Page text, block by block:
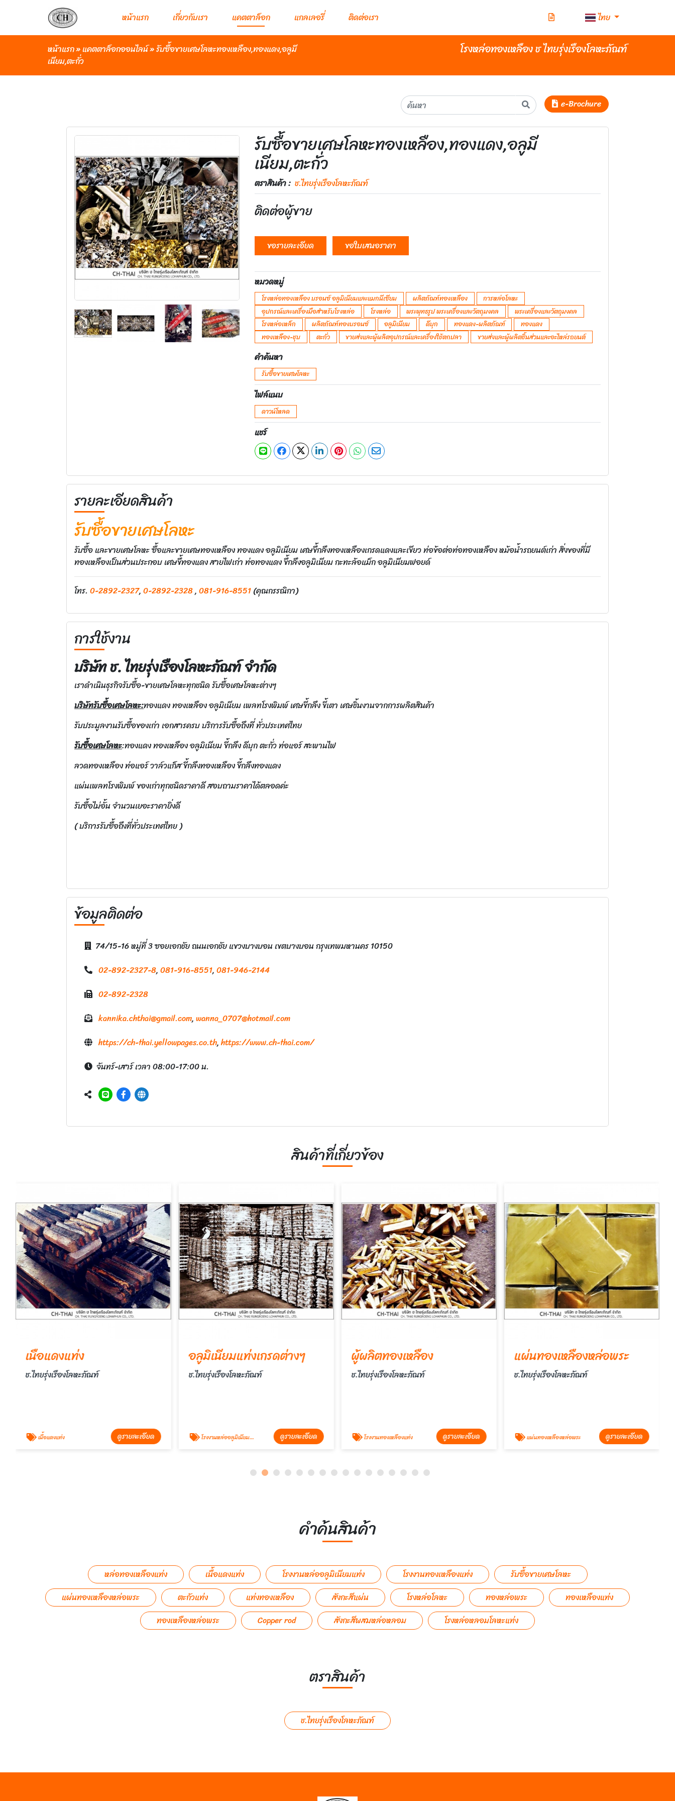
หน้าแรก เกี่ยวกับเรา แคตตาล็อก แกลเลอรี่ ติดต่อเรา ไทย
หน้าแรก»แคตตาล็อกออนไลน์»รับซื้อขายเศษโลหะทองเหลือง,ทองแดง,อลูมี
เนียม,ตะกั่ว
โรงหล่อทองเหลือง ช ไทยรุ่งเรืองโลหะภัณฑ์
e-Brochure
รับซื้อขายเศษโลหะทองเหลือง,ทองแดง,อลูมี
เนียม,ตะกั่ว
ตราสินค้า : ช.ไทยรุ่งเรืองโลหะภัณฑ์
ติดต่อผู้ขาย
ขอรายละเอียด ขอใบเสนอราคา
หมวดหมู่
โรงหล่อทองเหลือง บรอนซ์ อลูมิเนียมและแมกนีเซียม ผลิตภัณฑ์ทองเหลือง
การหล่อโลหะ
อุปกรณ์และเครื่องมือสำหรับโรงหล่อ
โรงหล่อ พระพุทธรูป พระเครื่องและวัตถุมงคล
พระเครื่องและวัตถุมงคล
โรงหล่อเหล็ก
ผลิตภัณฑ์ทองบรอนซ์ อลูมิเนียม ดีบุก ทองแดง-ผลิตภัณฑ์
ทองแดง
ทองเหลือง-ชุบ
ตะกั่ว ขายส่งและผู้ผลิตอุปกรณ์และเครื่องใช้ตกปลา ขายส่งและผู้ผลิตชิ้นส่วนและอะไหล่รถยนต์
คำค้นหา
รับซื้อขายเศษโลหะ
ไฟล์แนบ
ดาวน์โหลด
แชร์
รายละเอียดสินค้า
รับซื้อขายเศษโลหะ
รับซื้อ และขายเศษโลหะ ซื้อและขายเศษทองเหลือง ทองแดง อลูมิเนียม เศษขึ้กลึงทองเหลืองเกรดแดงและเขียว ท่อข้อต่อท่อทองเหลือง หม้อน้ำรถยนต์เก่า สิ่งของที่มี
ทองเหลืองเป็นส่วนประกอบ เศษขึ้ทองแดง สายไฟเก่า ท่อทองแดง ขึ้กลึงอลูมิเนียม กะทะล้อแม็ก อลูมิเนียมฟอยด์
โทร. 0-2892-2327,0-2892-2328,081-916-8551(คุณกรรณิกา)
การใช้งาน
บริษัท ช. ไทยรุ่งเรืองโลหะภัณฑ์ จำกัด
เราดำเนินธุรกิจรับซื้อ-ขายเศษโลหะทุกชนิด รับซื้อเศษโลหะต่างๆ
บริษัทรับซื้อเศษโลหะ:ทองแดง ทองเหลือง อลูมิเนียม เพลทโรงพิมพ์ เศษขี้กลึง ขี้เตา เศษชิ้นงานจากการผลิตสินค้า
รับประมูลงานรับซื้อของเก่า เอกสารครบ บริการรับซื้อถึงที่ ทั่วประเทศไทย
รับซื้อเศษโลหะ:ทองแดง ทองเหลือง อลูมิเนียม ขี้กลึง ดีบุก ตะกั่ว ท่อแอร์ สะพานไฟ
ลวดทองเหลือง ท่อแอร์ วาล์วแก็ส ขี้กลึงทองเหลือง ขี้กลึงทองแดง
แผ่นเพลทโรงพิมพ์ ของเก่าทุกชนิดราคาดี สอบถามราคาได้ตลอดค่ะ
รับซื้อไม่อั้น จำนวนเยอะราคายิ่งดี
( บริการรับซื้อถึงที่ทั่วประเทศไทย )
ข้อมูลติดต่อ
74/15-16 หมู่ที่ 3 ซอยเอกชัย ถนนเอกชัย แขวงบางบอน เขตบางบอน กรุงเทพมหานคร 10150
02-892-2327-8,081-916-8551,081-946-2144
02-892-2328
kannika.chthai@gmail.com,wanna_0707@hotmail.com
https://ch-thai.yellowpages.co.th,https://www.ch-thai.com/
จันทร์-เสาร์ เวลา 08:00-17:00 น.
สินค้าที่เกี่ยวข้อง
เนื้อแดงแท่ง
ช.ไทยรุ่งเรืองโลหะภัณฑ์
เนื้อแดงแท่ง ดูรายละเอียด
อลูมิเนียมแท่งเกรดต่างๆ
ช.ไทยรุ่งเรืองโลหะภัณฑ์
โรงงานหล่ออลูมิเนียมแท่ง ดูรายละเอียด
ผู้ผลิตทองเหลือง
ช.ไทยรุ่งเรืองโลหะภัณฑ์
โรงงานทองเหลืองแท่ง ดูรายละเอียด
แผ่นทองเหลืองหล่อพระ
ช.ไทยรุ่งเรืองโลหะภัณฑ์
แผ่นทองเหลืองหล่อพระ ดูรายละเอียด
คำค้นสินค้า
หล่อทองเหลืองแท่ง เนื้อแดงแท่ง โรงงานหล่ออลูมิเนียมแท่ง โรงงานทองเหลืองแท่ง
รับซื้อขายเศษโลหะ
แผ่นทองเหลืองหล่อพระ
ตะกัวแท่ง แท่งทองเหลือง สังกะสีแผ่น โรงหล่อโลหะ ทองหล่อพระ
ทองเหลืองแท่ง
ทองเหลืองหล่อพระ
Copper rod สังกะสีผสมหล่อหลอม โรงหล่อหลอมโลหะแท่ง
ตราสินค้า
ช.ไทยรุ่งเรืองโลหะภัณฑ์